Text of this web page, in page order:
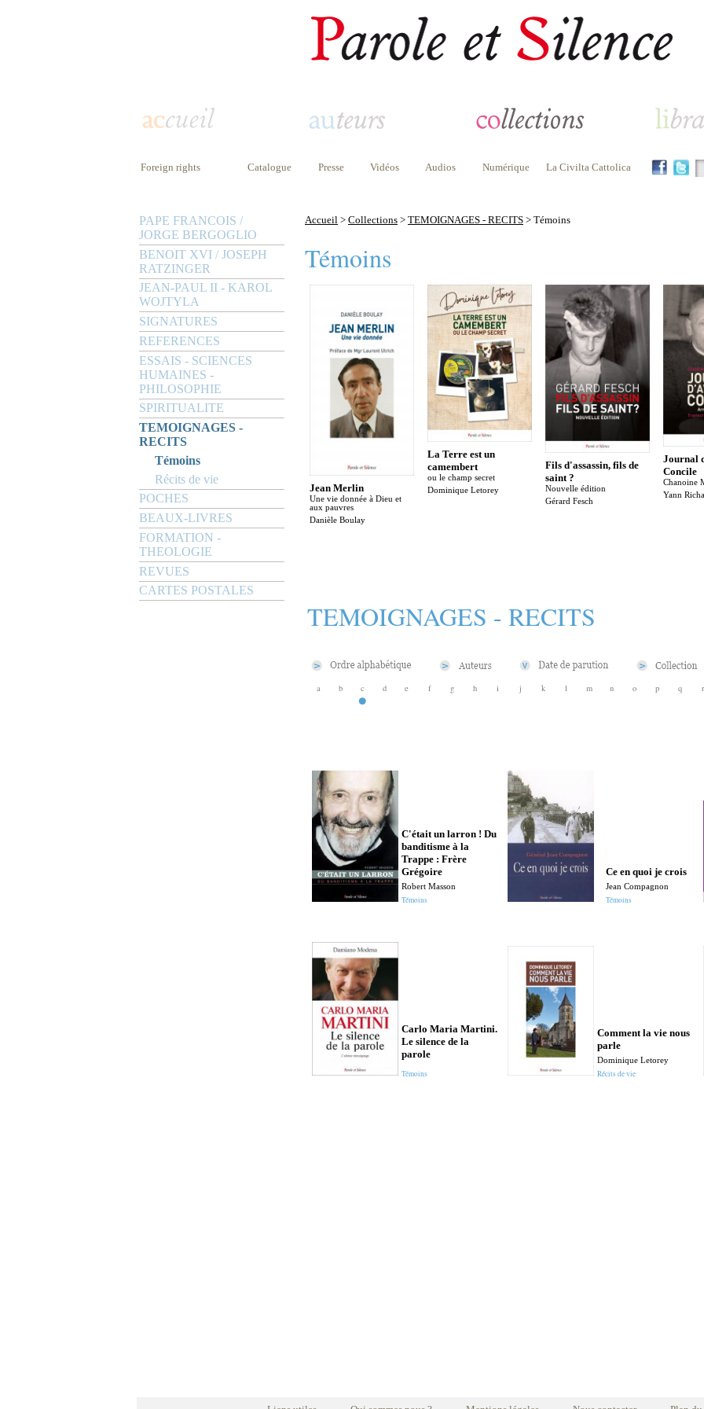
Foreign rights Catalogue Presse Vidéos Audios Numérique La Civilta Cattolica
PAPE FRANCOIS /
JORGE BERGOGLIO
BENOIT XVI / JOSEPH
RATZINGER
JEAN-PAUL II - KAROL
WOJTYLA
SIGNATURES
REFERENCES
ESSAIS - SCIENCES
HUMAINES -
PHILOSOPHIE
SPIRITUALITE
TEMOIGNAGES -
RECITS
Témoins
Récits de vie
POCHES
BEAUX-LIVRES
FORMATION -
THEOLOGIE
REVUES
CARTES POSTALES
Accueil > Collections > TEMOIGNAGES - RECITS > Témoins
Témoins
Jean Merlin
Une vie donnée à Dieu et
aux pauvres
Danièle Boulay
La Terre est un
camembert
ou le champ secret
Dominique Letorey
Fils d'assassin, fils de
saint ?
Nouvelle édition
Gérard Fesch
Journal
Concile
Chanoine
Yann
TEMOIGNAGES - RECITS
a b c d e f g h i j k l m n o p q r
C'était un larron ! Du
banditisme à la
Trappe : Frère
Grégoire
Robert Masson
Témoins
Ce en quoi je crois
Jean Compagnon
Témoins
Carlo Maria Martini.
Le silence de la
parole
Témoins
Comment la vie nous
parle
Dominique Letorey
Récits de vie